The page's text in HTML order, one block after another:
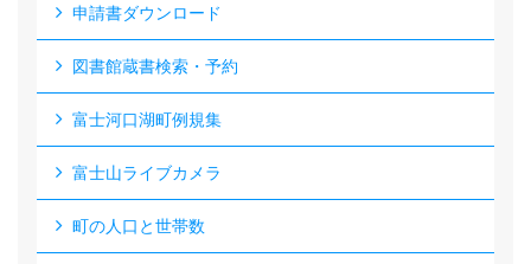
申請書ダウンロード
図書館蔵書検索・予約
富士河口湖町例規集
富士山ライブカメラ
町の人口と世帯数